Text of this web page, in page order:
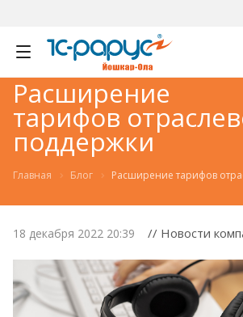
Расширение
тарифов
поддержки
Главная Блог Расширение тарифов
18 декабря 2022 20:39 // Новости